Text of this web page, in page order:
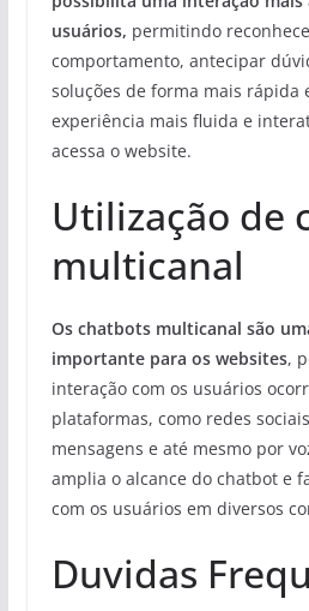
usuários, permitindo
comportamento, antecipar
soluções de forma mais rápida
experiência mais fluida e
acessa o website.
Utilização de
multicanal
Os chatbots multicanal são
importante para os websites,
interação com os usuários
plataformas, como redes
mensagens e até mesmo por
amplia o alcance do chatbot e
com os usuários em diversos
Duvidas